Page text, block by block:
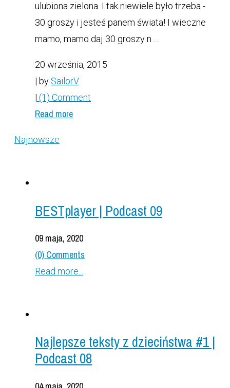
ulubiona zielona. I tak niewiele było trzeba -
30 groszy i jesteś panem świata! I wieczne
mamo, mamo daj 30 groszy n ...
20 września, 2015
| by SailorV
| (1) Comment
Read more
Najnowsze
BESTplayer | Podcast 09
09 maja, 2020
(0) Comments
Read more...
Najlepsze teksty z dzieciństwa #1 |
Podcast 08